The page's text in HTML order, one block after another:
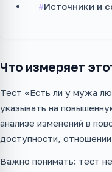
Источники и
Что измеряет
Тест «Есть ли у мужа
указывать на
анализе изменений в
доступности,
Важно понимать: тест